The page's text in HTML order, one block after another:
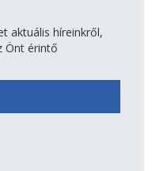
aktuális híreinkről,
Önt érintő